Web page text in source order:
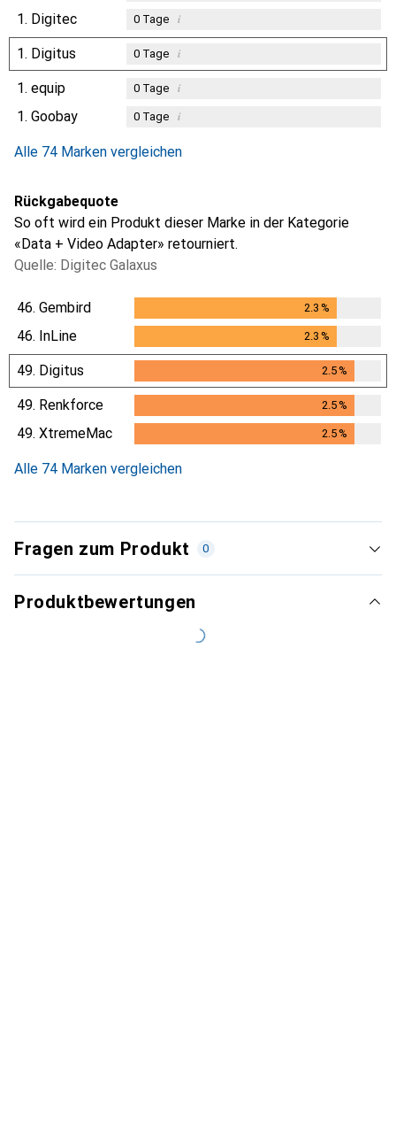
1. Digitec 0Tage i
1. Digitus 0Tage i
1. equip 0Tage i
1. Goobay 0Tage i
Alle 74 Marken vergleichen
Rückgabequote
So oft wird ein Produkt dieser Marke in der Kategorie
«Data + Video Adapter» retourniert.
Quelle: Digitec Galaxus
46. Gembird 2.3 %
46. InLine 2.3 %
49. Digitus 2.5%
2.5%
49. Renkforce 2.5%
2.5%
49. XtremeMac 2.5%
Alle 74 Marken vergleichen
Fragen zum Produkt 0
Produktbewertungen